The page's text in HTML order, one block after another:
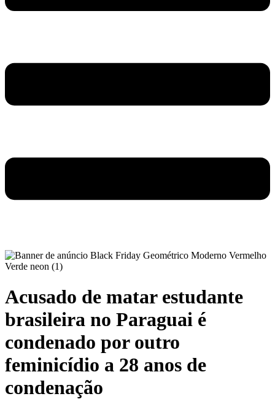
Acusado de matar estudante
brasileira no Paraguai é
condenado por outro
feminicídio a 28 anos de
condenação